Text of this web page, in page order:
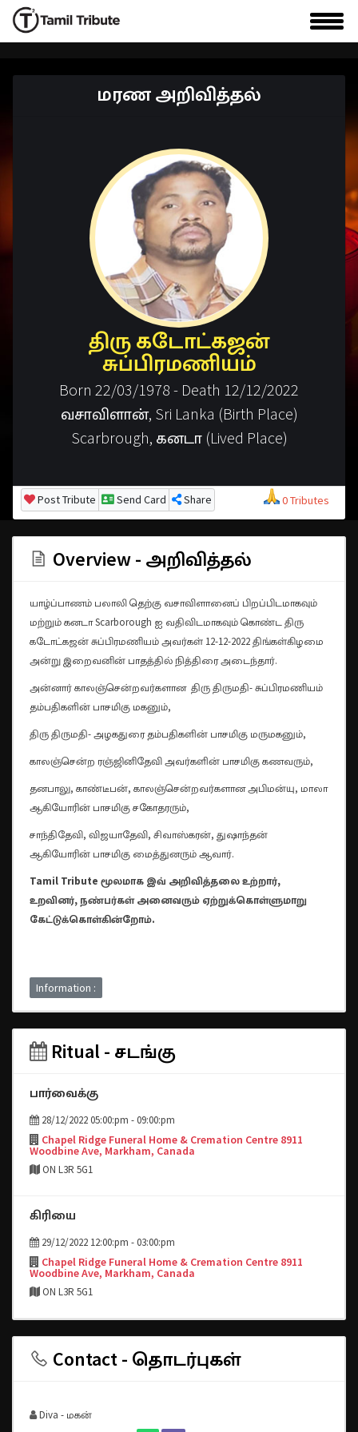
மரண அறிவித்தல்
திரு கடோட்கஜன்
சுப்பிரமணியம்
Born 22/03/1978 - Death 12/12/2022
வசாவிளான், Sri Lanka (Birth Place)
Scarbrough, கனடா (Lived Place)
Post Tribute Send Card Share 0 Tributes
Overview - அறிவித்தல்
யாழ்ப்பாணம் பலாலி தெற்கு வசாவிளானைப் பிறப்பிடமாகவும்
மற்றும் கனடா Scarborough ஐ வதிவிடமாகவும் கொண்ட திரு
கடோட்கஜன் சுப்பிரமணியம் அவர்கள் 12-12-2022 திங்கள்கிழமை
அன்று இறைவனின் பாதத்தில் நித்திரை அடைந்தார்.
அன்னார் காலஞ்சென்றவர்களான திரு திருமதி- சுப்பிரமணியம்
தம்பதிகளின் பாசமிகு மகனும்,
திரு திருமதி- அழகதுரை தம்பதிகளின் பாசமிகு மருமகனும்,
காலஞ்சென்ற ரஞ்ஜினிதேவி அவர்களின் பாசமிகு கணவரும்,
தனபாலு, காண்டீபன், காலஞ்சென்றவர்களான அபிமன்யு, மாலா
ஆகியோரின் பாசமிகு சகோதரரும்,
சாந்திதேவி, விஜயாதேவி, சிவாஸ்கரன், துஷாந்தன்
ஆகியோரின் பாசமிகு மைத்துனரும் ஆவார்.
Tamil Tribute மூலமாக இவ் அறிவித்தலை உற்றார்,
உறவினர், நண்பர்கள் அனைவரும் ஏற்றுக்கொள்ளுமாறு
கேட்டுக்கொள்கின்றோம்.
Information :
Ritual - சடங்கு
பார்வைக்கு
28/12/2022 05:00:pm - 09:00:pm
Chapel Ridge Funeral Home & Cremation Centre 8911
Woodbine Ave, Markham, Canada
ON L3R 5G1
கிரியை
29/12/2022 12:00:pm - 03:00:pm
Chapel Ridge Funeral Home & Cremation Centre 8911
Woodbine Ave, Markham, Canada
ON L3R 5G1
Contact - தொடர்புகள்
Diva - மகன்